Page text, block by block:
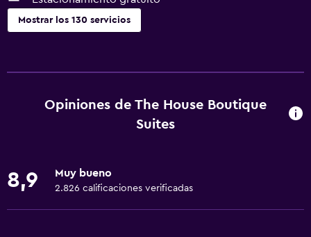
Mostrar los 130 servicios
Wifi disponible en todas las instalaciones
Calefacción
Aire acondicionado
Opiniones de The House Boutique
Suites
8,9 Muy bueno
2.826 calificaciones verificadas